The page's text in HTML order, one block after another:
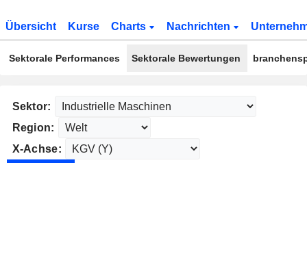
Übersicht Kurse Charts Nachrichten
Sektorale Performances Sektorale Bewertungen
Sektor:
Region:
X-Achse: